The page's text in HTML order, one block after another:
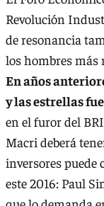
Revolución
de resonancia
los hombres más
En años
y las estrellas
en el furor del
Macri deberá
inversores puede
este 2016: Paul